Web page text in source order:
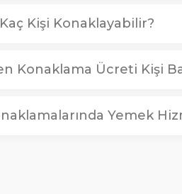
Kişi Konaklayabilir?
Konaklama Ücreti Kişi
Yemek